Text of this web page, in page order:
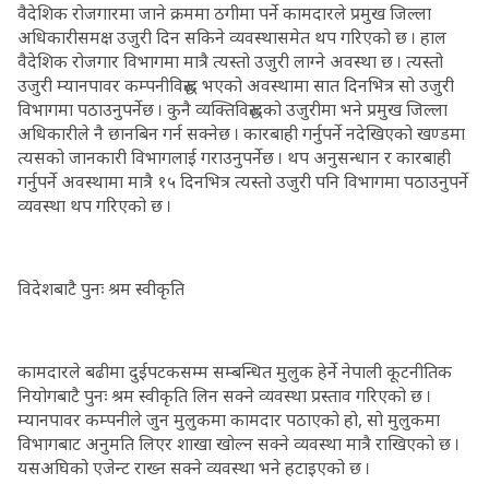
वैदेशिक रोजगारमा जाने क्रममा ठगीमा पर्ने कामदारले प्रमुख जिल्ला
अधिकारीसमक्ष उजुरी दिन सकिने व्यवस्थासमेत थप गरिएको छ । हाल
वैदेशिक रोजगार विभागमा मात्रै त्यस्तो उजुरी लाग्ने अवस्था छ । त्यस्तो
उजुरी म्यानपावर कम्पनीविरुद्ध भएको अवस्थामा सात दिनभित्र सो उजुरी
विभागमा पठाउनुपर्नेछ । कुनै व्यक्तिविरुद्धको उजुरीमा भने प्रमुख जिल्ला
अधिकारीले नै छानबिन गर्न सक्नेछ । कारबाही गर्नुपर्ने नदेखिएको खण्डमा
त्यसको जानकारी विभागलाई गराउनुपर्नेछ । थप अनुसन्धान र कारबाही
गर्नुपर्ने अवस्थामा मात्रै १५ दिनभित्र त्यस्तो उजुरी पनि विभागमा पठाउनुपर्ने
व्यवस्था थप गरिएको छ ।
विदेशबाटै पुनः श्रम स्वीकृति
कामदारले बढीमा दुईपटकसम्म सम्बन्धित मुलुक हेर्ने नेपाली कूटनीतिक
नियोगबाटै पुनः श्रम स्वीकृति लिन सक्ने व्यवस्था प्रस्ताव गरिएको छ ।
म्यानपावर कम्पनीले जुन मुलुकमा कामदार पठाएको हो, सो मुलुकमा
विभागबाट अनुमति लिएर शाखा खोल्न सक्ने व्यवस्था मात्रै राखिएको छ ।
यसअघिको एजेन्ट राख्न सक्ने व्यवस्था भने हटाइएको छ ।